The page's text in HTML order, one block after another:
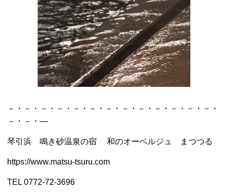
－・－・－・－・－・－・－・－・－・－・－・－・－・
－・－・―
琴引浜 鳴き砂温泉の宿 和のオーベルジュ まつつる
https://www.matsu-tsuru.com
TEL 0772-72-3696